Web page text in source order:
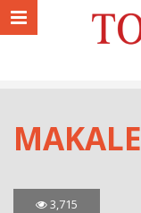
MAKALE
3,715